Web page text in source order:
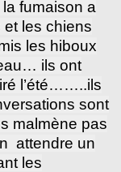
fumaison a
les chiens
les hiboux
ils ont
l’été……..ils
sont
malmène pas
attendre un
les